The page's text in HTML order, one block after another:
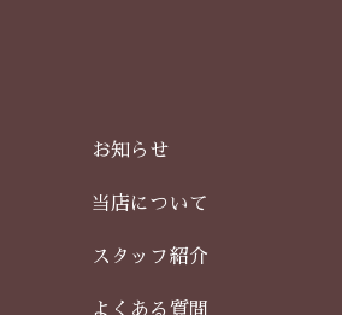
お知らせ
当店について
スタッフ紹介
よくある質問